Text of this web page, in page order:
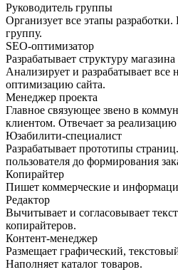
Руководитель группы
Организует все этапы
группу.
SEO-оптимизатор
Разрабатывает структуру
Анализирует и разрабатывает все
оптимизацию сайта.
Менеджер проекта
Главное связующее звено в
клиентом. Отвечает за
Юзабилити-специалист
Разрабатывает прототипы
пользователя до формирования
Копирайтер
Пишет коммерческие и
Редактор
Вычитывает и согласовывает
копирайтеров.
Контент-менеджер
Размещает графический,
Наполняет каталог товаров.